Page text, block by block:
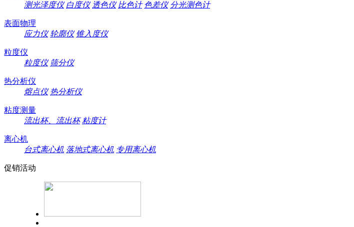
测光泽度仪 白度仪 透色仪 比色计 色差仪 分光测色计
表面物理
应力仪 轮廓仪 锥入度仪
粒度仪
粒度仪 筛分仪
热分析仪
熔点仪 热分析仪
粘度测量
流出杯、流出杯 粘度计
离心机
台式离心机 落地式离心机 专用离心机
促销活动